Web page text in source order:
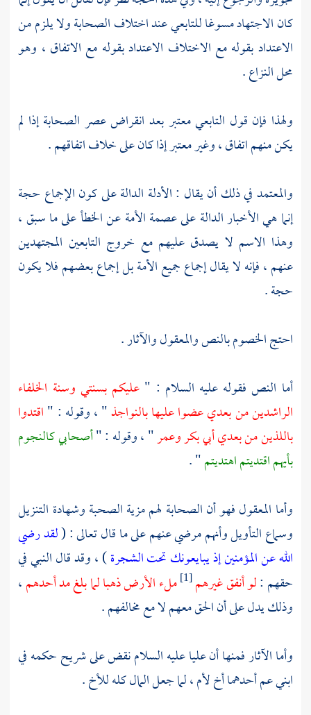
كان الاجتهاد مسوغا للتابعي عند اختلاف الصحابة ولا يلزم من
الاعتداد بقوله مع الاختلاف الاعتداد بقوله مع الاتفاق ، وهو
محل النزاع .
ولهذا فإن قول التابعي معتبر بعد انقراض عصر الصحابة إذا لم
يكن منهم اتفاق ، وغير معتبر إذا كان على خلاف اتفاقهم .
والمعتمد في ذلك أن يقال : الأدلة الدالة على كون الإجماع حجة
إنما هي الأخبار الدالة على عصمة الأمة عن الخطأ على ما سبق ،
وهذا الاسم لا يصدق عليهم مع خروج التابعين المجتهدين
عنهم ، فإنه لا يقال إجماع جميع الأمة بل إجماع بعضهم فلا يكون
حجة .
احتج الخصوم بالنص والمعقول والآثار .
أما النص فقوله عليه السلام : " عليكم بسنتي وسنة الخلفاء
الراشدين من بعدي عضوا عليها بالنواجذ" ، وقوله : "اقتدوا
باللذين من بعديأبي بكروعمر" ، وقوله : "أصحابي كالنجوم
بأيهم اقتديتم اهتديتم" .
وأما المعقول فهو أن الصحابة لهم مزية الصحبة وشهادة التنزيل
وسماع التأويل وأنهم مرضي عنهم على ما قال تعالى : (لقد رضي
الله عن المؤمنين إذ يبايعونك تحت الشجرة) ، وقد قال النبي في
حقهم :لو أنفق غيرهم [1] ملء الأرض ذهبا لما بلغ مد أحدهم،
وذلك يدل على أن الحق معهم لا مع مخالفهم .
وأما الآثار فمنها أنعلياعليه السلام نقض علىشريححكمه في
ابني عم أحدهما أخ لأم ، لما جعل المال كله للأخ .